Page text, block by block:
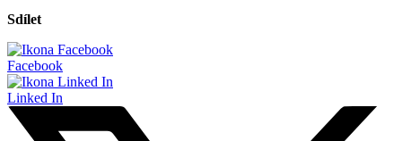
Sdílet
Facebook
Linked In